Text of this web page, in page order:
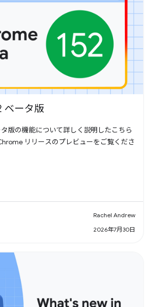
ベータ版
版の機能について詳しく説明したこちら
リリースのプレビューをご覧くださ
Rachel Andrew
2026年7月30日